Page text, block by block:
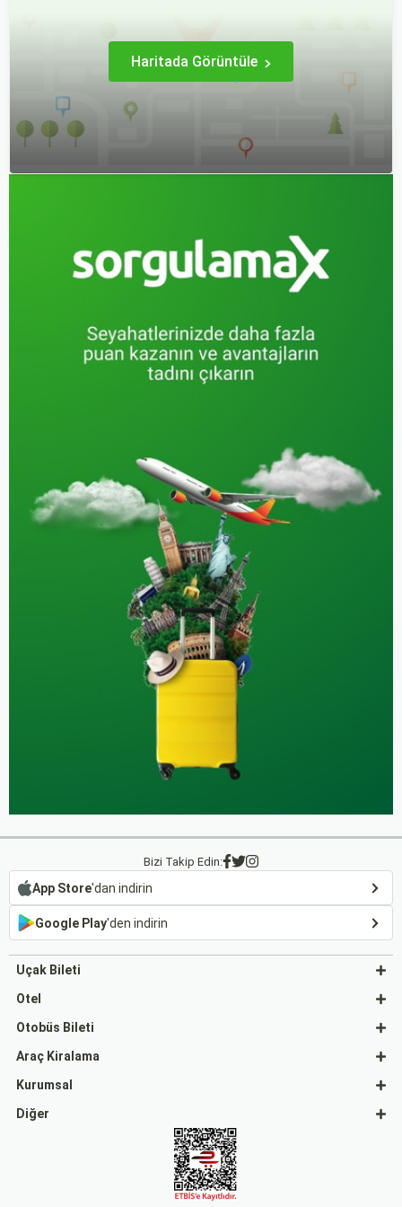
Haritada Görüntüle
Bizi Takip Edin:
App Store'dan indirin
Google Play'den indirin
Uçak Bileti
Otel
Otobüs Bileti
Araç Kiralama
Kurumsal
Diğer